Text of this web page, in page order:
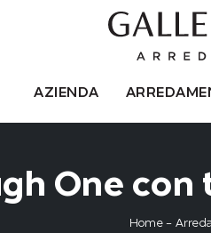
AZIENDA
One
Home-